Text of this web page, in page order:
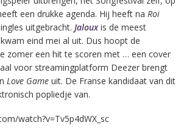
een drukke agenda. Hij heeft na Roi
uitgebracht. Jaloux is de meest
eind mei al uit. Dus hoopt de
zomer een hit te scoren met … een cover
voor streamingplatform Deezer brengt
Love Gameuit. De Franse kandidaat van dit
popliedje van.
watch?v=Tv5p4dWX_sc